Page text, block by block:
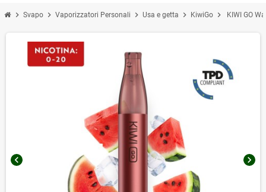
chevron_right Svapo chevron_right Vaporizzatori Personali chevron_right Usa e getta chevron_right KiwiGo chevron_right KIWI GO
chevron_left chevron_right